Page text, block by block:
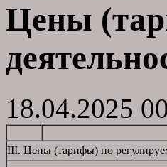
Цены
18.04.2025
III. Цены (тарифы) по